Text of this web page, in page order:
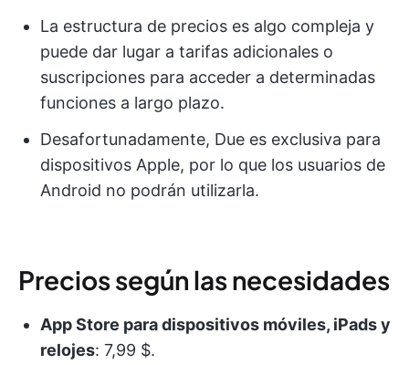
La estructura de precios es algo compleja y
puede dar lugar a tarifas adicionales o
suscripciones para acceder a determinadas
funciones a largo plazo.
Desafortunadamente, Due es exclusiva para
dispositivos Apple, por lo que los usuarios de
Android no podrán utilizarla.
Precios según las necesidades
App Store para dispositivos móviles, iPads y
relojes: 7,99 $.